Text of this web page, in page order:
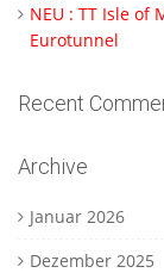
NEU : TT Isle of
Eurotunnel
Recent
Archive
Januar 2026
Dezember 2025